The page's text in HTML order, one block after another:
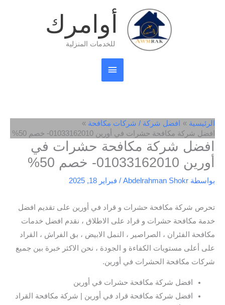
أوامرك
للخدمات المنزلية
القائمة
الرئيسية
الرئيسية
افضل شركة / شركات مكافحة
افضل شركة مكافحة حشرات في أورين 01033162010- خصم 50%
افضل شركة مكافحة حشرات في
أورين 01033162010- خصم 50%
بواسطة Abdelrahman Shokr
/ فبراير 18, 2025
تحرص شركة مكافحة حشرات و قراد في أورين على تقديم افضل
خدمة مكافحة حشرات و قراد على الاطلاق ، نقدم افضل خدمات
مكافحة الفئران ، الصراصير ، النمل الابيض ، بق الفراش ، القراد
على أعلى مستويات الكفاءة و الجودة ، نحن الاكثر خبرة بين جميع
شركات مكافحة الحشرات في أورين.
افضل شركة مكافحة حشرات في أورين
افضل شركة مكافحة قراد في أورين | شركة مكافحة القراد